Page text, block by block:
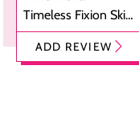
Timeless Fixion Skin
Tint Stick,
Foundation dan
ADD REVIEW